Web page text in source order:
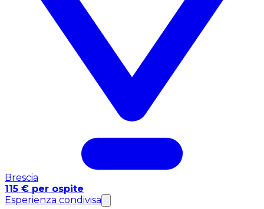
Brescia
115 € per ospite
Esperienza condivisa